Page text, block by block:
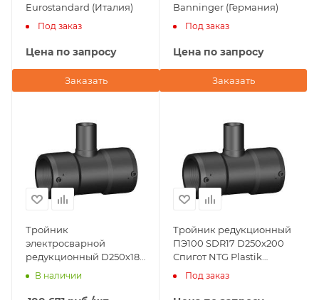
Eurostandard (Италия)
Под заказ
Цена по запросу
Заказать
Banninger (Германия)
Под заказ
Цена по запросу
Заказать
Тройник
электросварной
редукционный D250х180
ПЭ100 SDR 11 Plastitalia
В наличии
Тройник редукционный
ПЭ100 SDR17 D250х200
Спигот NTG Plastik
(Турция)
Под заказ